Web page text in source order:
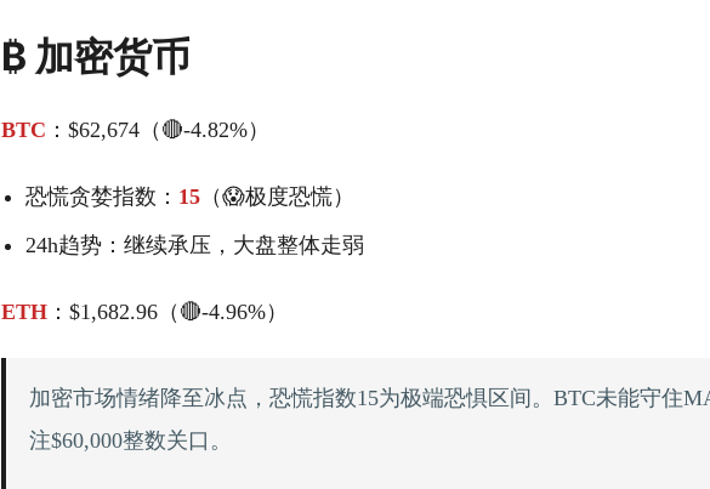
₿ 加密货币
BTC ：$62,674（🔴-4.82%）
恐慌贪婪指数： 15 （😱极度恐慌）
24h趋势：继续承压，大盘整体走弱
ETH ：$1,682.96（🔴-4.96%）
加密市场情绪降至冰点，恐慌指数15为极端恐惧区间。BTC未能守住
注$60,000整数关口。